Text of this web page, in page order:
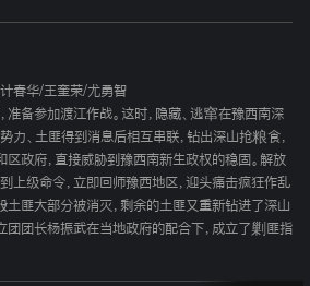
计春华/王奎荣/尤勇智
准备参加渡江作战。这时，隐藏、逃窜在豫西南深
力、土匪得到消息后相互串联，钻出深山抢粮食，
区政府，直接威胁到豫西南新生政权的稳固。解放
上级命令，立即回师豫西地区，迎头痛击疯狂作乱
土匪大部分被消灭，剩余的土匪又重新钻进了深山
团团长杨振武在当地政府的配合下，成立了剿匪指